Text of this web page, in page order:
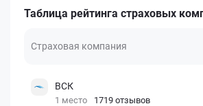
Таблица рейтинга страховых
Страховая компания
ВСК
1 место 1719 отзывов